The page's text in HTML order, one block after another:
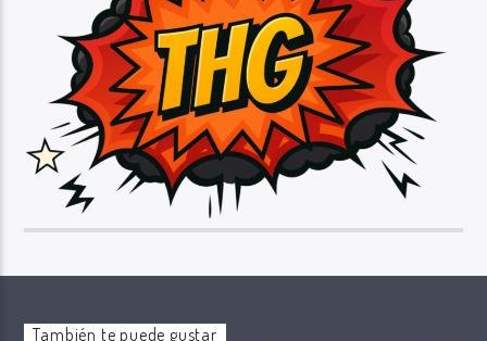
También te puede gustar